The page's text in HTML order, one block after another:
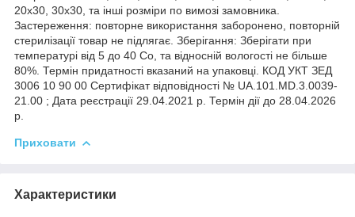
20х30, 30х30, та інші розміри по вимозі замовника.
Застереження: повторне використання заборонено, повторній
стерилізації товар не підлягає. Зберігання: Зберігати при
температурі від 5 до 40 Со, та відносній вологості не більше
80%. Термін придатності вказаний на упаковці. КОД УКТ ЗЕД
3006 10 90 00 Сертифікат відповідності № UA.101.MD.3.0039-
21.00 ; Дата реєстрації 29.04.2021 р. Термін дії до 28.04.2026
р.
Приховати
Характеристики